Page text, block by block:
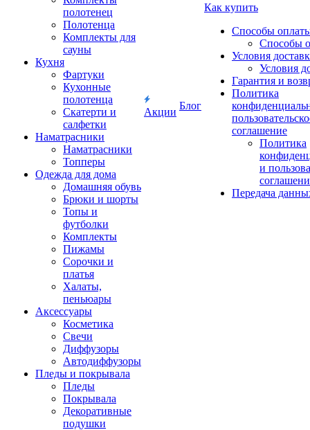
полотенец
Полотенца
Комплекты для
сауны
Кухня
Фартуки
Кухонные
полотенца
Скатерти и
салфетки
Наматрасники
Наматрасники
Топперы
Одежда для дома
Домашняя обувь
Брюки и шорты
Топы и
футболки
Комплекты
Пижамы
Сорочки и
платья
Халаты,
пеньюары
Аксессуары
Косметика
Свечи
Диффузоры
Автодиффузоры
Пледы и покрывала
Пледы
Покрывала
Декоративные
подушки
Акции
Блог
Как купить
Способы
Способы
Условия
Условия
Гарантия и
Политика
соглашение
Политика
и
Передача